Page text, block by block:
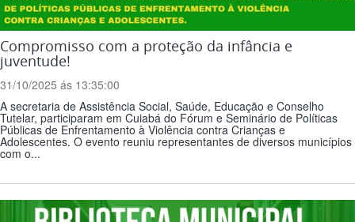
Compromisso com a proteção da infância e
juventude!
31/10/2025 ás 13:35:00
A secretaria de Assistência Social, Saúde, Educação e Conselho
Tutelar, participaram em Cuiabá do Fórum e Seminário de Políticas
Públicas de Enfrentamento à Violência contra Crianças e
Adolescentes. O evento reuniu representantes de diversos municípios
com o...